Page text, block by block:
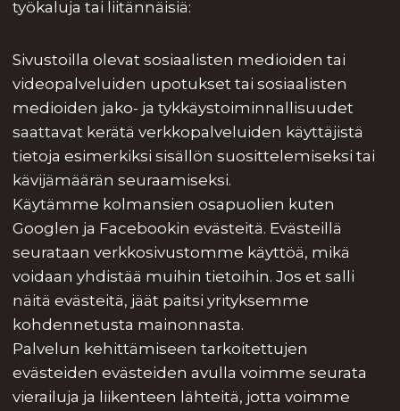
työkaluja tai liitännäisiä:
Sivustoilla olevat sosiaalisten medioiden tai
videopalveluiden upotukset tai sosiaalisten
medioiden jako- ja tykkäystoiminnallisuudet
saattavat kerätä verkkopalveluiden käyttäjistä
tietoja esimerkiksi sisällön suosittelemiseksi tai
kävijämäärän seuraamiseksi.
Käytämme kolmansien osapuolien kuten
Googlen ja Facebookin evästeitä. Evästeillä
seurataan verkkosivustomme käyttöä, mikä
voidaan yhdistää muihin tietoihin. Jos et salli
näitä evästeitä, jäät paitsi yrityksemme
kohdennetusta mainonnasta.
Palvelun kehittämiseen tarkoitettujen
evästeiden evästeiden avulla voimme seurata
vierailuja ja liikenteen lähteitä, jotta voimme